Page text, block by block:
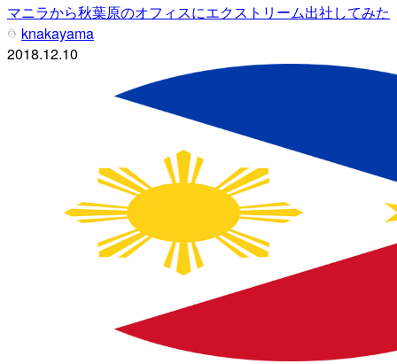
マニラから秋葉原のオフィスにエクストリーム出社してみた
knakayama
2018.12.10